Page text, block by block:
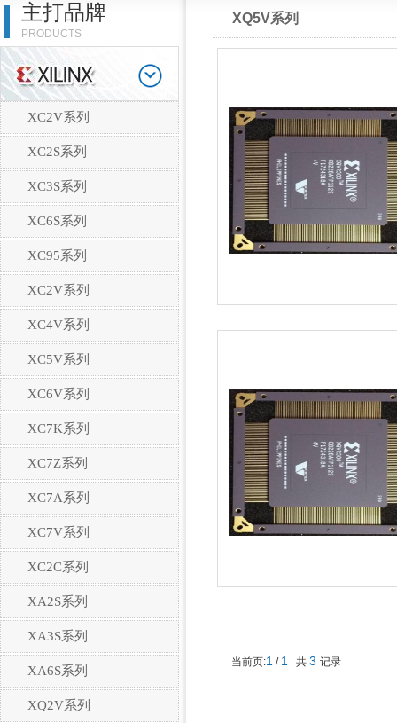
主打品牌
PRODUCTS
XC2V系列
XC2S系列
XC3S系列
XC6S系列
XC95系列
XC2V系列
XC4V系列
XC5V系列
XC6V系列
XC7K系列
XC7Z系列
XC7A系列
XC7V系列
XC2C系列
XA2S系列
XA3S系列
XA6S系列
XQ2V系列
XQ5V系列
当前页:1/ 1共 3 记录